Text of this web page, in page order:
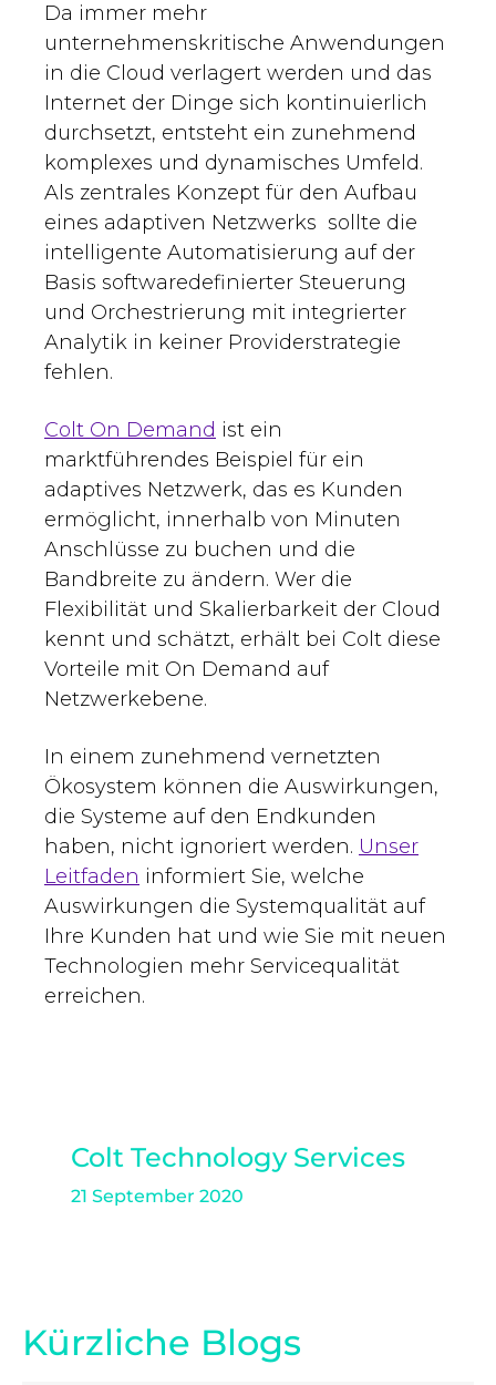
Da immer mehr
unternehmenskritische Anwendungen
in die Cloud verlagert werden und das
Internet der Dinge sich kontinuierlich
durchsetzt, entsteht ein zunehmend
komplexes und dynamisches Umfeld.
Als zentrales Konzept für den Aufbau
eines adaptiven Netzwerks sollte die
intelligente Automatisierung auf der
Basis softwaredefinierter Steuerung
und Orchestrierung mit integrierter
Analytik in keiner Providerstrategie
fehlen.
Colt On Demand ist ein
marktführendes Beispiel für ein
adaptives Netzwerk, das es Kunden
ermöglicht, innerhalb von Minuten
Anschlüsse zu buchen und die
Bandbreite zu ändern. Wer die
Flexibilität und Skalierbarkeit der Cloud
kennt und schätzt, erhält bei Colt diese
Vorteile mit On Demand auf
Netzwerkebene.
In einem zunehmend vernetzten
Ökosystem können die Auswirkungen,
die Systeme auf den Endkunden
haben, nicht ignoriert werden. Unser
Leitfaden informiert Sie, welche
Auswirkungen die Systemqualität auf
Ihre Kunden hat und wie Sie mit neuen
Technologien mehr Servicequalität
erreichen.
Colt Technology Services
21 September 2020
Kürzliche Blogs